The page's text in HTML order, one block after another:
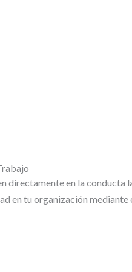
en la conducta
en tu organización